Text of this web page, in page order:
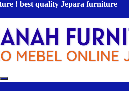
! best quality Jepara furniture